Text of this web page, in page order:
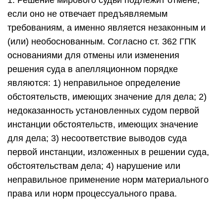
если оно не отвечает предъявляемым
требованиям, а именно является незаконным и
(или) необоснованным. Согласно ст. 362 ГПК
основаниями для отмены или изменения
решения суда в апелляционном порядке
являются: 1) неправильное определение
обстоятельств, имеющих значение для дела; 2)
недоказанность установленных судом первой
инстанции обстоятельств, имеющих значение
для дела; 3) несоответствие выводов суда
первой инстанции, изложенных в решении суда,
обстоятельствам дела; 4) нарушение или
неправильное применение норм материального
права или норм процессуального права.